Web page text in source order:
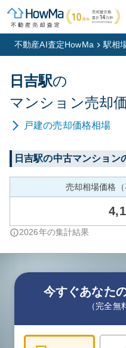
不動産AI査定HowMa 駅相
日吉駅の
マンション売却
戸建の売却価格相場
日吉駅の中古マンション
売却相場価格（
2026年の集計結果
今すぐあなた
（完全無